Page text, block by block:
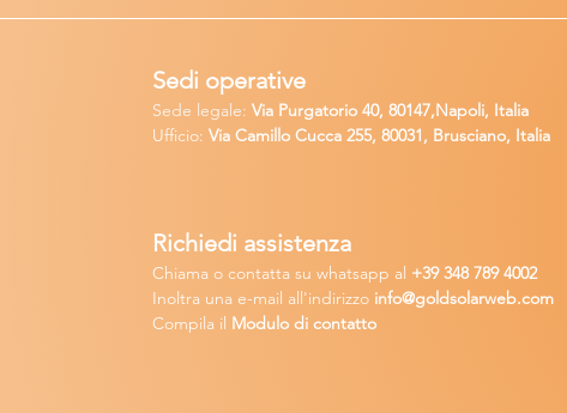
Sedi operative
Sede legale:Via Purgatorio 40, 80147,Napoli, Italia
Ufficio:Via Camillo Cucca 255, 80031, Brusciano, Italia
Richiedi assistenza
Chiama o contatta su whatsapp al +39 348 789 4002
Inoltra una e-mail all'indirizzo info@goldsolarweb.com
Compila il Modulo di contatto